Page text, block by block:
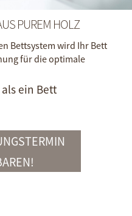
PUREM HOLZ
Bettsystem wird Ihr Bett
für die optimale
ein Bett